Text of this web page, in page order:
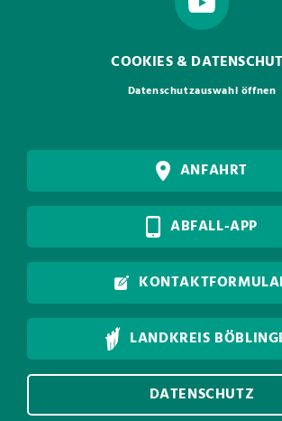
COOKIES &
Datenschutzauswahl öffnen
ANFAHRT
ABFALL-APP
LANDKREIS
DATENSCHUTZ